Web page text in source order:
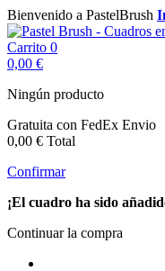
Bienvenido a PastelBrush
Carrito 0
0,00 €
Ningún producto
Gratuita con FedEx Envio
0,00 € Total
Confirmar
¡El cuadro ha sido
Continuar la compra